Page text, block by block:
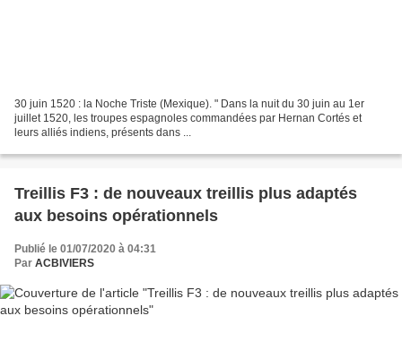
30 juin 1520 : la Noche Triste (Mexique). " Dans la nuit du 30 juin au 1er
juillet 1520, les troupes espagnoles commandées par Hernan Cortés et
leurs alliés indiens, présents dans ...
Treillis F3 : de nouveaux treillis plus adaptés
aux besoins opérationnels
Publié le 01/07/2020 à 04:31
Par ACBIVIERS